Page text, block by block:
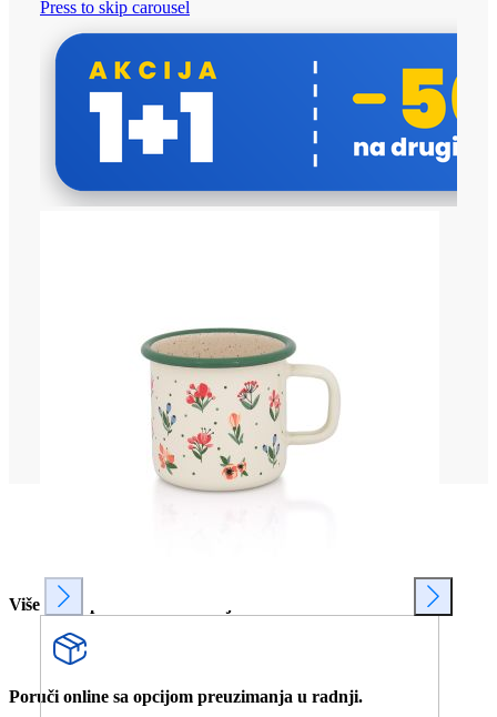
Press to skip carousel
Više od 80 prodavnica u Srbiji.
Poruči online sa opcijom preuzimanja u radnji.